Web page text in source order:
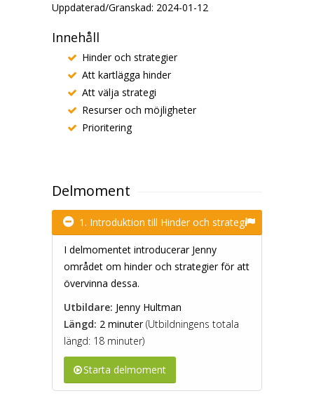
Uppdaterad/Granskad: 2024-01-12
Innehåll
Hinder och strategier
Att kartlägga hinder
Att välja strategi
Resurser och möjligheter
Prioritering
Delmoment
1. Introduktion till Hinder och strategi
I delmomentet introducerar Jenny
området om hinder och strategier för att
övervinna dessa.
Utbildare: Jenny Hultman
Längd: 2 minuter(Utbildningens totala
längd: 18 minuter)
Starta delmoment